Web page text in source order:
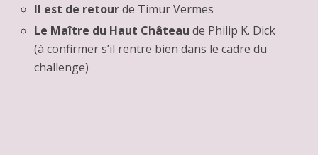
Il est de retourde Timur Vermes
Le Maître du Haut Château de Philip K. Dick
(à confirmer s’il rentre bien dans le cadre du
challenge)